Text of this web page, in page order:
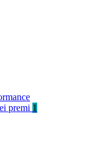
premi 1